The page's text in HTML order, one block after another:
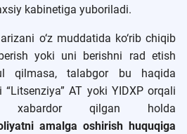
kabinetiga yuboriladi.
o‘z muddatida ko‘rib chiqib
yoki uni berishni rad etish
qilmasa, talabgor bu haqida
AT yoki YIDXP orqali
xabardor qilgan holda
amalga oshirish huquqiga